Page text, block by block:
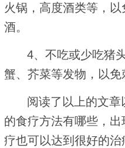
火锅，高度酒类等，
酒。
4、不吃或少吃猪
蟹、芥菜等发物，以免
阅读了以上的文
的食疗方法有哪些，
疗也可以达到很好的